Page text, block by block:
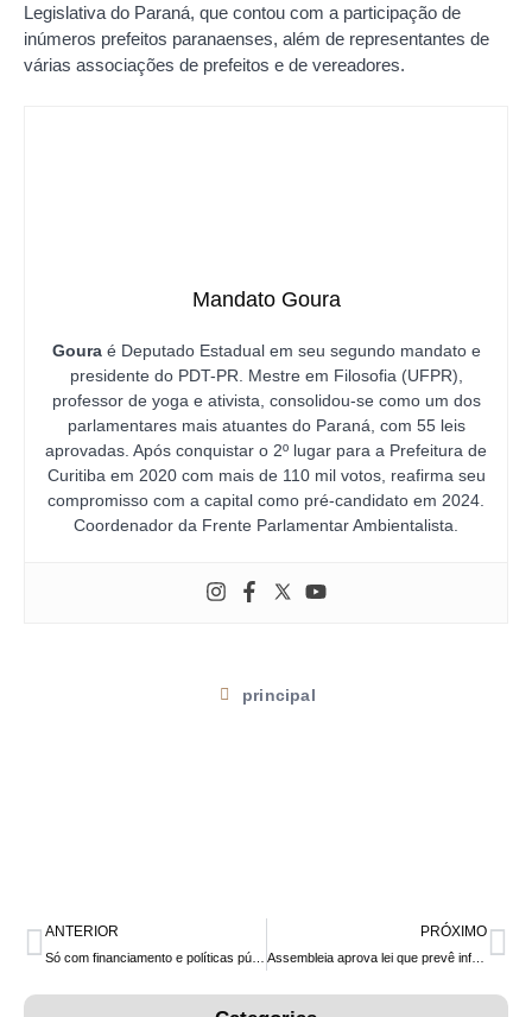
Legislativa do Paraná, que contou com a participação de
inúmeros prefeitos paranaenses, além de representantes de
várias associações de prefeitos e de vereadores.
Mandato Goura
Gouraé Deputado Estadual em seu segundo mandato e
presidente do PDT-PR. Mestre em Filosofia (UFPR),
professor de yoga e ativista, consolidou-se como um dos
parlamentares mais atuantes do Paraná, com 55 leis
aprovadas. Após conquistar o 2º lugar para a Prefeitura de
Curitiba em 2020 com mais de 110 mil votos, reafirma seu
compromisso com a capital como pré-candidato em 2024.
Coordenador da Frente Parlamentar Ambientalista.
principal
ANTERIOR PRÓXIMO
Assembleia aprova lei que prevê infraestrutura cicloviária em obras do estado do Paraná